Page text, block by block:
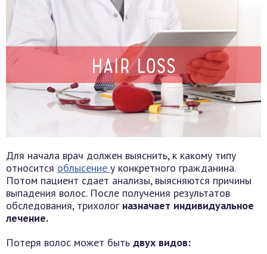
Для начала врач должен выяснить, к какому типу
относится облысение у конкретного гражданина.
Потом пациент сдает анализы, выясняются причины
выпадения волос. После получения результатов
обследования, трихолог назначает индивидуальное
лечение.
Потеря волос может быть двух видов: